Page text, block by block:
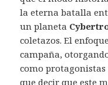
la eterna batalla
un planeta
coletazos. El
campaña,
como protagonistas
que decir que este